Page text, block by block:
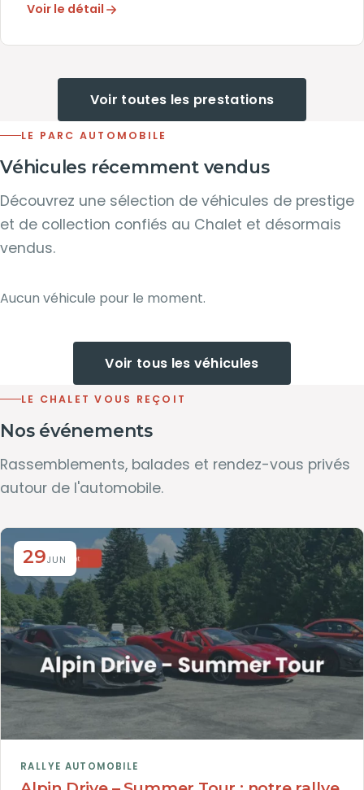
Voir le détail
Voir toutes les prestations
LE PARC AUTOMOBILE
Véhicules récemment vendus
Découvrez une sélection de véhicules de prestige
et de collection confiés au Chalet et désormais
vendus.
Aucun véhicule pour le moment.
Voir tous les véhicules
LE CHALET VOUS REÇOIT
Nos événements
Rassemblements, balades et rendez-vous privés
autour de l'automobile.
29JUN
RALLYE AUTOMOBILE